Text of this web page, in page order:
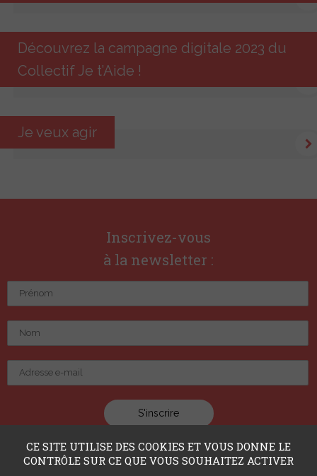
Découvrez la campagne digitale 2023 du
Collectif Je t’Aide !
Je veux agir
Inscrivez-vous
à la newsletter :
CE SITE UTILISE DES COOKIES ET VOUS DONNE LE
CONTRÔLE SUR CE QUE VOUS SOUHAITEZ ACTIVER